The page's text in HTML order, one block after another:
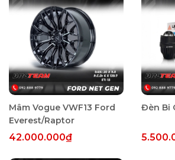
Mâm Vogue VWF13 Ford
Everest/Raptor
42.000.000₫
Đèn Bi